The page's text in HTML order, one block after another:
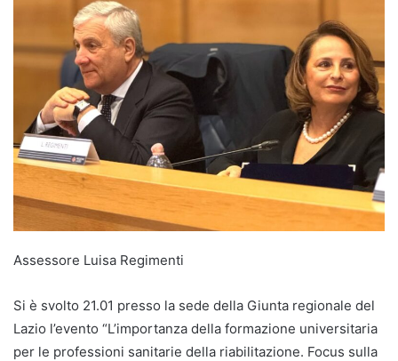
Assessore Luisa Regimenti
Si è svolto 21.01 presso la sede della Giunta regionale del
Lazio l’evento “L’importanza della formazione universitaria
per le professioni sanitarie della riabilitazione. Focus sulla